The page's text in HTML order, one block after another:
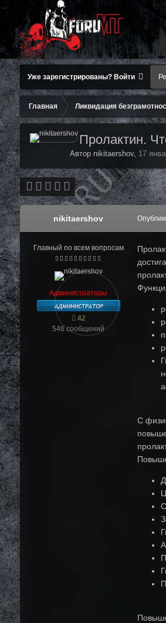
Уже зарегистрированы? Войти
Главная Ликвидация
Пролактин.
Автор nikitaershov, 17
nikitaershov
Главный по всем вопросам
Администраторы
42
546 сообщений
С